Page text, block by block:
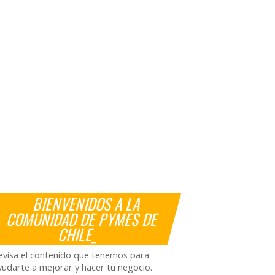
BIENVENIDOS A LA
COMUNIDAD DE PYMES DE
CHILE_
el contenido que tenemos para
a mejorar y hacer tu negocio.